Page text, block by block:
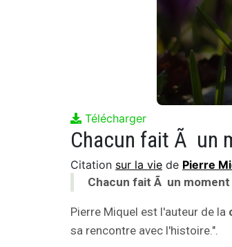
Télécharger
Citation sur la vie de Pierre
Chacun fait Ã un
Pierre Miquel est l'auteur de la
sa rencontre avec l'histoire.".